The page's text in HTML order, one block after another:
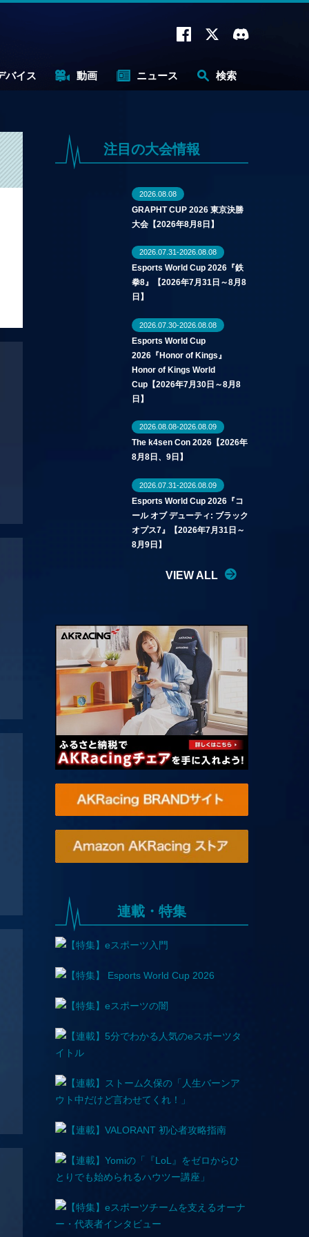
バイス 動画 ニュース 検索
注目の大会情報
2026.08.08
GRAPHT CUP 2026 東京決勝
大会【2026年8月8日】
2026.07.31-2026.08.08
Esports World Cup 2026『鉄
拳8』【2026年7月31日～8月8
日】
2026.07.30-2026.08.08
Esports World Cup
2026『Honor of Kings』
Honor of Kings World
Cup【2026年7月30日～8月8
日】
2026.08.08-2026.08.09
The k4sen Con 2026【2026年
8月8日、9日】
2026.07.31-2026.08.09
Esports World Cup 2026『コ
ール オブ デューティ: ブラック
オプス7』【2026年7月31日～
8月9日】
VIEW ALL
連載・特集